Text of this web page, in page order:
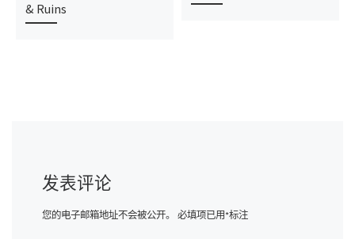
& Ruins
发表评论
您的电子邮箱地址不会被公开。 必填项已用*标注